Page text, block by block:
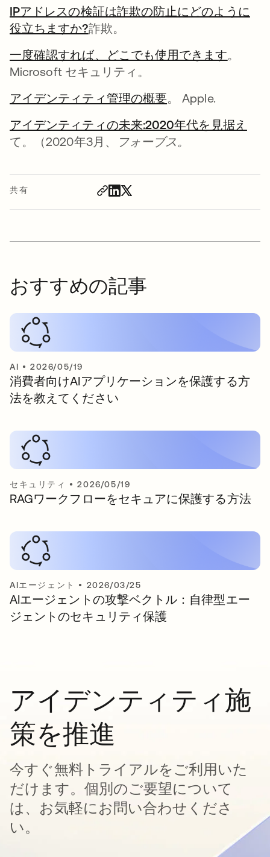
共有
IPアドレスの検証は詐欺の防止にどのように
役立ちますか?新しいタブで開く
詐欺。
一度確認すれば、どこでも使用できます新しい
。
Microsoft セキュリティ。
アイデンティティ管理の概要新しいタブで開く
。 Apple.
アイデンティティの未来:2020年代を見据え
て。（2020年3月、
フォーブス。
おすすめの記事
AI •2026/05/19
消費者向けAIアプリケーションを保護する方
法を教えてください
セキュリティ •2026/05/19
RAGワークフローをセキュアに保護する方法
AIエージェント • 2026/03/25
AIエージェントの攻撃ベクトル：自律型エー
ジェントのセキュリティ保護
アイデンティティ施
策を推進
今すぐ無料トライアルをご利用いた
だけます。個別のご要望について
は、お気軽にお問い合わせくださ
い。